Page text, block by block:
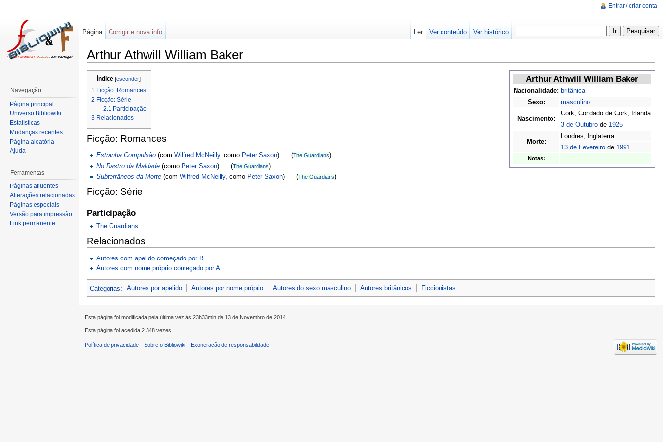
Arthur Athwill William Baker
Arthur Athwill William Baker
Nacionalidade: britânica
Sexo:
masculino
Nascimento:
Cork, Condado de Cork, Irlanda
3 de Outubro de 1925
Morte:
Londres, Inglaterra
13 de Fevereiro de 1991
Notas:
Índice[esconder]
1 Ficção: Romances
2 Ficção: Série
2.1 Participação
3 Relacionados
Ficção: Romances
Estranha Compulsão (comWilfred McNeilly, como Peter Saxon) (The Guardians)
No Rastro da Maldade (como Peter Saxon) (The Guardians)
Subterrâneos da Morte (comWilfred McNeilly, como Peter Saxon) (The Guardians)
Ficção: Série
Participação
The Guardians
Relacionados
Autores com apelido começado por B
Autores com nome próprio começado por A
Categorias: Autores por apelido Autores por nome próprio Autores do sexo masculino Autores britânicos Ficcionistas
Entrar / criar conta
Página Corrigir e nova info Ler Ver conteúdo Ver histórico
Navegação
Página principal
Universo Bibliowiki
Estatísticas
Mudanças recentes
Página aleatória
Ajuda
Ferramentas
Páginas afluentes
Alterações relacionadas
Páginas especiais
Versão para impressão
Link permanente
Esta página foi modificada pela última vez às 23h33min de 13 de Novembro de 2014.
Esta página foi acedida 2 348 vezes.
Política de privacidade Sobre o Bibliowiki Exoneração de responsabilidade